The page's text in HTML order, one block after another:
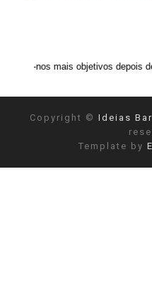
objetivos depois de
Copyright © Ideias
Template by